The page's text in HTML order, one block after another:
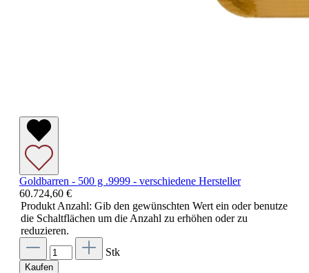
Goldbarren - 500 g .9999 - verschiedene Hersteller
60.724,60 €
Produkt Anzahl: Gib den gewünschten Wert ein oder benutze
die Schaltflächen um die Anzahl zu erhöhen oder zu
reduzieren.
Stk
Kaufen